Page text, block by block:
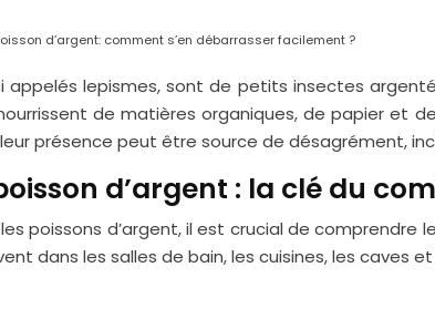
d’argent: comment s’en débarrasser facilement ?
appelés lepismes, sont de petits insectes
de matières organiques, de papier et
présence peut être source de désagrément,
d’argent : la clé du
poissons d’argent, il est crucial de
dans les salles de bain, les cuisines, les caves